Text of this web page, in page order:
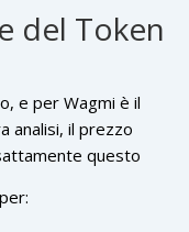
del Token
e per Wagmi è il
analisi, il prezzo
questo